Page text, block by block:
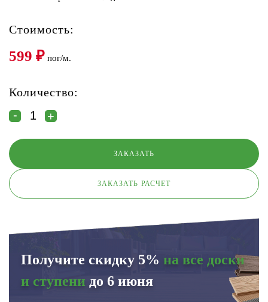
Стоимость:
599 ₽ пог/м.
Количество:
ЗАКАЗАТЬ РАСЧЕТ
Получите скидку 5% на все доски
и ступени до 6 июня